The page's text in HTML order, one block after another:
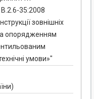
35:2008
зовнішніх
опорядженням
умови»"